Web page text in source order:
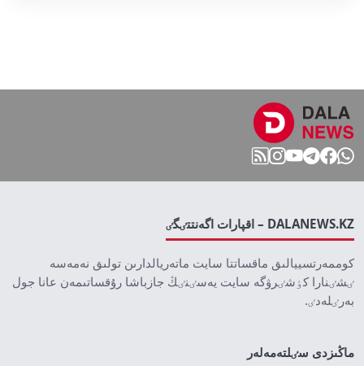
DALANEWS.KZ – اقپارات اگەنتتٸگٸ
كوممەرتسييالىق ماقساتتا سايت ماتەريالدارىن تولىق نەمەسە
ٸشٸنارا كٶشٸرۋگە سايت يەسٸنٸڭ جازباشا رۇقساتىمەن عانا جول
بەرٸلەدٸ.
ماڭىزدى سٸلتەمەلەر